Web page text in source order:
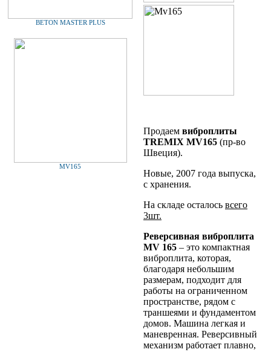
BETON MASTER PLUS
MV165
Продаем виброплиты
TREMIX MV165 (пр-во
Швеция).
Новые, 2007 года выпуска,
с хранения.
На складе осталось всего
3шт.
Реверсивная виброплита
MV 165 – это компактная
виброплита, которая,
благодаря небольшим
размерам, подходит для
работы на ограниченном
пространстве, рядом с
траншеями и фундаментом
домов. Машина легкая и
маневренная. Реверсивный
механизм работает плавно,